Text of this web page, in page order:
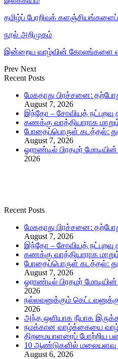
தமிழ்ப் பேரறிவுக்
நூல் அறிமுகம்
இன்றைய வாழ்வின் கோலங்களை
Prev Next
Recent Posts
மேகதாது பிரச்சனை:
August 7, 2026
இந்தோ – சோவியத் நட்புறவு
கணக்கு வாத்தியாராக மாறும்
போதைப்பொருள் கடத்தல்:
August 7, 2026
ஓராண்டில் பிரதமர்
2026
Recent Posts
மேகதாது பிரச்சனை:
August 7, 2026
இந்தோ – சோவியத் நட்புறவு
கணக்கு வாத்தியாராக மாறும்
போதைப்பொருள் கடத்தல்:
August 7, 2026
ஓராண்டில் பிரதமர்
2026
நல்லவனுக்கும்
2026
அந்த ஒளியாக நீயாக
நமக்கான வாழ்க்கையை
திறமையாளரைப் போற்றிய
10 ஆண்டுகளில்
August 6, 2026